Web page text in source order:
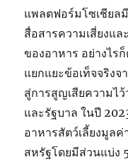
แพลตฟอร์มโซเชียล
สื่อสารความเสี่ยงแ
ของอาหาร อย่างไร
แยกแยะข้อเท็จจริง
สู่การสูญเสียความไ
และรัฐบาล ในปี
อาหารสัตว์เลี้ยงมูล
สหรัฐโดยมีส่วนแบ่ง